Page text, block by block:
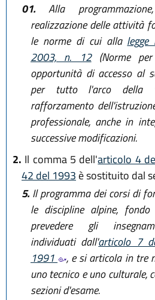
01.Alla
realizzazione delle attività
le norme di cui alla
2003, n. 12(Norme per
opportunità di accesso al
per tutto l'arco della
rafforzamento
professionale, anche in
successive modificazioni.
2. Il comma 5 dell'articolo 4
42 del 1993 è sostituito dal
5.Il programma dei corsi di
le discipline alpine,
prevedere gli
individuati dall'articolo 7
1991
, e si articola in tre
uno tecnico e uno culturale,
sezioni d'esame.